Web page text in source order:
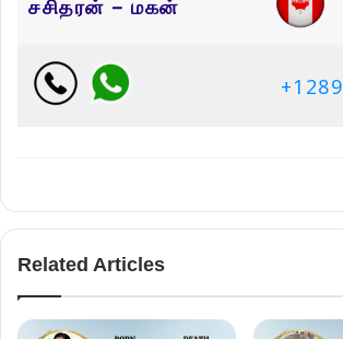
சசிதரன் – மகன்
Related Articles